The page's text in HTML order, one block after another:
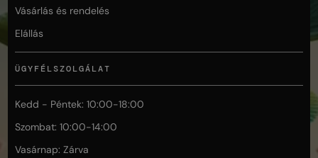
Vásárlás és rendelés
Elállás
ÜGYFÉLSZOLGÁLAT
Kedd - Péntek: 10:00-18:00
Szombat: 10:00-14:00
Vasárnap: Zárva